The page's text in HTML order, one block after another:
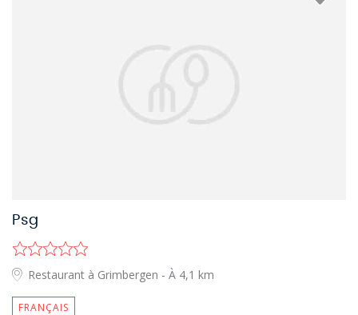
Psg
Restaurant à Grimbergen - À 4,1 km
FRANÇAIS